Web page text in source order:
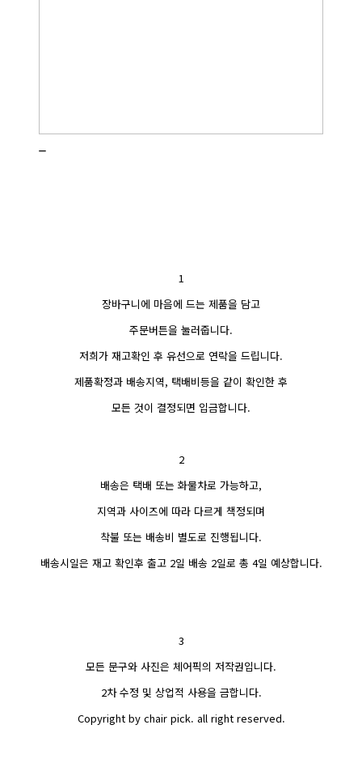
1
장바구니에 마음에 드는 제품을 담고
주문버튼을 눌러줍니다.
저희가 재고확인 후 유선으로 연락을 드립니다.
제품확정과 배송지역, 택배비등을 같이 확인한 후
모든 것이 결정되면 입금합니다.
2
배송은 택배 또는 화물차로 가능하고,
지역과 사이즈에 따라 다르게 책정되며
착불 또는 배송비 별도로 진행됩니다.
배송시일은 재고 확인후 출고 2일 배송 2일로 총 4일 예상합니다.
3
모든 문구와 사진은 체어픽의 저작권입니다.
2차 수정 및 상업적 사용을 금합니다.
Copyright by chair pick. all right reserved.